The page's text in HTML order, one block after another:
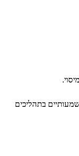
משמעותיים בתהליכים